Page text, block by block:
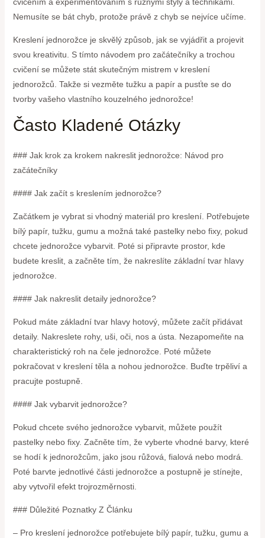
Nemusíte se bát chyb, protože právě z chyb se nejvíce učíme.
Kreslení jednorožce je skvělý způsob, jak se vyjádřit a projevit
svou kreativitu. S tímto návodem pro začátečníky a trochou
cvičení se můžete stát skutečným mistrem v kreslení
jednorožců. Takže si vezměte tužku a papír a pusťte se do
tvorby vašeho vlastního kouzelného jednorožce!
Často Kladené Otázky
### Jak krok za krokem nakreslit jednorožce: Návod pro
začátečníky
#### Jak začít s kreslením jednorožce?
Začátkem je vybrat si vhodný materiál pro kreslení. Potřebujete
bílý papír, tužku, gumu a možná také pastelky nebo fixy, pokud
chcete jednorožce vybarvit. Poté si připravte prostor, kde
budete kreslit, a začněte tím, že nakreslíte základní tvar hlavy
jednorožce.
#### Jak nakreslit detaily jednorožce?
Pokud máte základní tvar hlavy hotový, můžete začít přidávat
detaily. Nakreslete rohy, uši, oči, nos a ústa. Nezapomeňte na
charakteristický roh na čele jednorožce. Poté můžete
pokračovat v kreslení těla a nohou jednorožce. Buďte trpěliví a
pracujte postupně.
#### Jak vybarvit jednorožce?
Pokud chcete svého jednorožce vybarvit, můžete použít
pastelky nebo fixy. Začněte tím, že vyberte vhodné barvy, které
se hodí k jednorožcům, jako jsou růžová, fialová nebo modrá.
Poté barvte jednotlivé části jednorožce a postupně je stínejte,
aby vytvořil efekt trojrozměrnosti.
### Důležité Poznatky Z Článku
– Pro kreslení jednorožce potřebujete bílý papír, tužku, gumu a